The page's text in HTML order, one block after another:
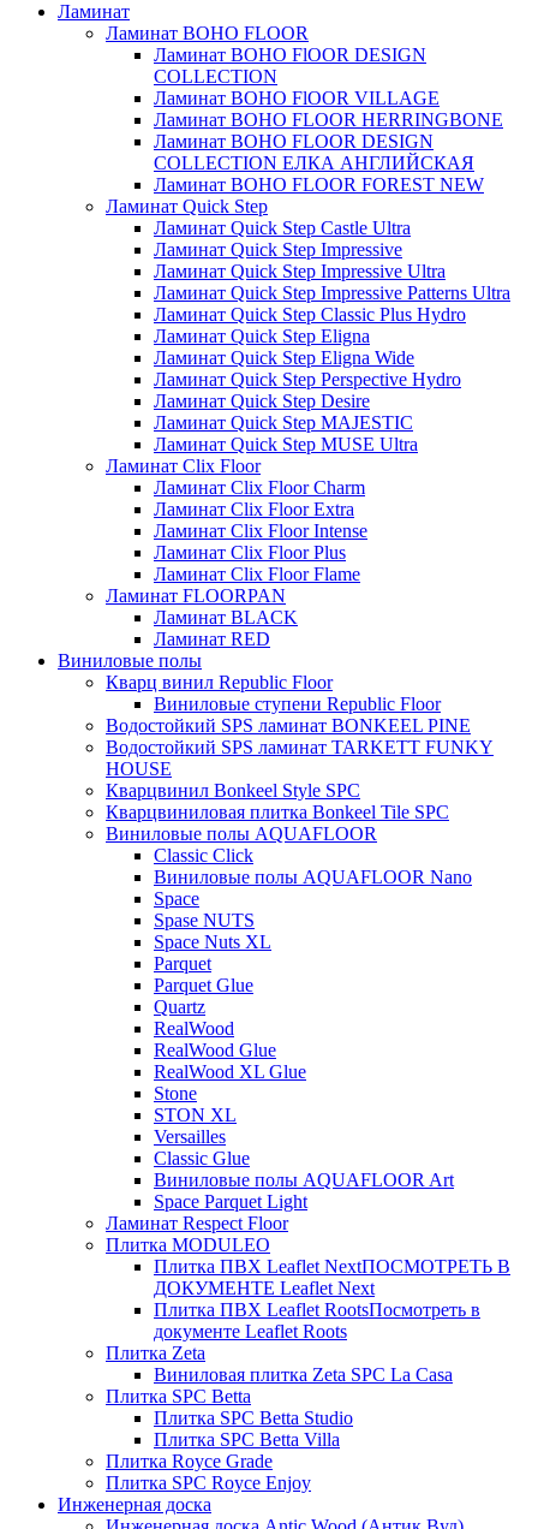
Ламинат
Ламинат BOHO FLOOR
Ламинат BOHO FlOOR DESIGN
COLLECTION
Ламинат BOHO FlOOR VILLAGE
Ламинат BOHO FLOOR HERRINGBONE
Ламинат BOHO FLOOR DESIGN
COLLECTION ЕЛКА АНГЛИЙСКАЯ
Ламинат BOHO FLOOR FOREST NEW
Ламинат Quick Step
Ламинат Quick Step Castle Ultra
Ламинат Quick Step Impressive
Ламинат Quick Step Impressive Ultra
Ламинат Quick Step Impressive Patterns Ultra
Ламинат Quick Step Classic Plus Hydro
Ламинат Quick Step Eligna
Ламинат Quick Step Eligna Wide
Ламинат Quick Step Perspective Hydro
Ламинат Quick Step Desire
Ламинат Quick Step MAJESTIC
Ламинат Quick Step MUSE Ultra
Ламинат Clix Floor
Ламинат Clix Floor Charm
Ламинат Clix Floor Extra
Ламинат Clix Floor Intense
Ламинат Clix Floor Plus
Ламинат Clix Floor Flame
Ламинат FLOORPAN
Ламинат BLACK
Ламинат RED
Виниловые полы
Кварц винил Republic Floor
Виниловые ступени Republic Floor
Водостойкий SPS ламинат BONKEEL PINE
Водостойкий SPS ламинат TARKETT FUNKY
HOUSE
Кварцвинил Bonkeel Style SPC
Кварцвиниловая плитка Bonkeel Tile SPC
Виниловые полы AQUAFLOOR
Classic Click
Виниловые полы AQUAFLOOR Nano
Space
Spase NUTS
Space Nuts XL
Parquet
Parquet Glue
Quartz
RealWood
RealWood Glue
RealWood XL Glue
Stone
STON XL
Versailles
Classic Glue
Виниловые полы AQUAFLOOR Art
Space Parquet Light
Ламинат Respect Floor
Плитка MODULEO
Плитка ПВХ Leaflet NextПОСМОТРЕТЬ В
ДОКУМЕНТЕ Leaflet Next
Плитка ПВХ Leaflet RootsПосмотреть в
документе Leaflet Roots
Плитка Zeta
Виниловая плитка Zeta SPC La Casa
Плитка SPC Betta
Плитка SPC Betta Studio
Плитка SPC Betta Villa
Плитка Royce Grade
Плитка SPC Royce Enjoy
Инженерная доска